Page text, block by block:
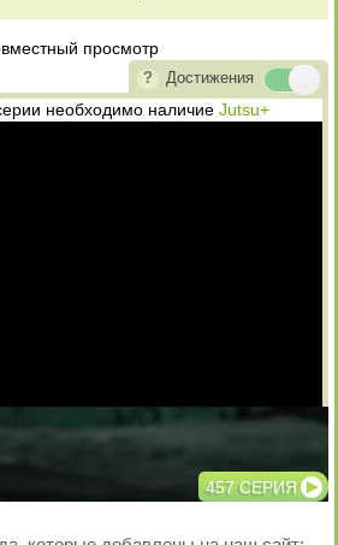
просмотр
Достижения
необходимо наличие Jutsu+
457 СЕРИЯ